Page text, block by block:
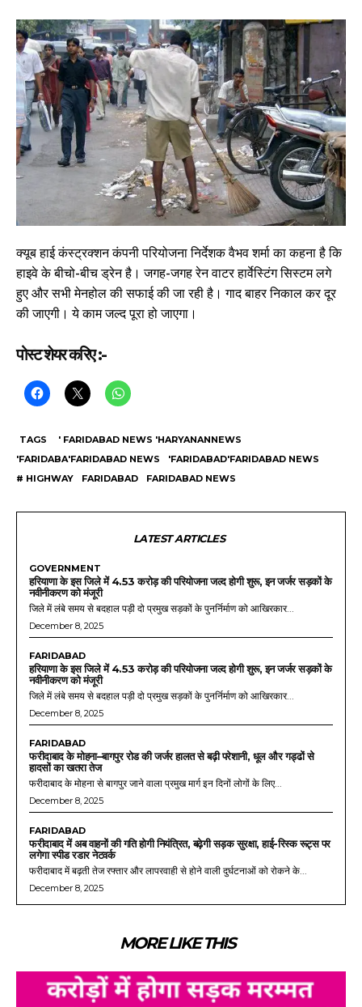
क्यूब हाई कंस्ट्रक्शन कंपनी परियोजना निर्देशक वैभव शर्मा का कहना है कि
हाइवे के बीचो-बीच ड्रेन है। जगह-जगह रेन वाटर हार्वेस्टिंग सिस्टम लगे
हुए और सभी मेनहोल की सफाई की जा रही है। गाद बाहर निकाल कर दूर
की जाएगी। ये काम जल्द पूरा हो जाएगा।
पोस्ट शेयर करिए :-
TAGS
' FARIDABAD NEWS 'HARYANANNEWS
'FARIDABA'FARIDABAD NEWS
'FARIDABAD'FARIDABAD NEWS
# HIGHWAY
FARIDABAD FARIDABAD NEWS
LATEST ARTICLES
GOVERNMENT
हरियाणा के इस जिले में 4.53 करोड़ की परियोजना जल्द होगी शुरू, इन जर्जर सड़कों के
नवीनीकरण को मंजूरी
जिले में लंबे समय से बदहाल पड़ी दो प्रमुख सड़कों के पुनर्निर्माण को आखिरकार...
December 8, 2025
FARIDABAD
हरियाणा के इस जिले में 4.53 करोड़ की परियोजना जल्द होगी शुरू, इन जर्जर सड़कों के
नवीनीकरण को मंजूरी
जिले में लंबे समय से बदहाल पड़ी दो प्रमुख सड़कों के पुनर्निर्माण को आखिरकार...
December 8, 2025
FARIDABAD
फरीदाबाद के मोहना–बागपुर रोड की जर्जर हालत से बढ़ी परेशानी, धूल और गड्ढों से
हादसों का खतरा तेज
फरीदाबाद के मोहना से बागपुर जाने वाला प्रमुख मार्ग इन दिनों लोगों के लिए...
December 8, 2025
FARIDABAD
फरीदाबाद में अब वाहनों की गति होगी नियंत्रित, बढ़ेगी सड़क सुरक्षा, हाई-रिस्क रूट्स पर
लगेगा स्पीड रडार नेटवर्क
फरीदाबाद में बढ़ती तेज रफ्तार और लापरवाही से होने वाली दुर्घटनाओं को रोकने के...
December 8, 2025
MORE LIKE THIS